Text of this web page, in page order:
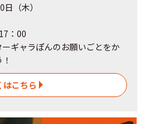
（木）
：00
ギャラぽんのお願いごとをか
はこちら